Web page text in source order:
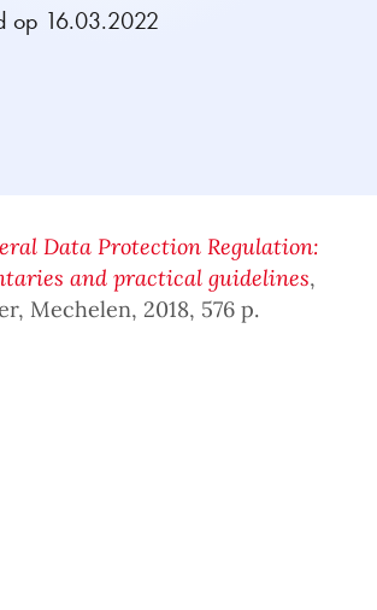
op 16.03.2022
Data Protection Regulation:
and practical guidelines,
Mechelen, 2018, 576 p.